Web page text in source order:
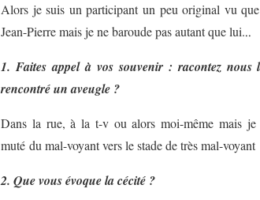
Alors je suis un participant un peu original vu
Jean-Pierre mais je ne baroude pas autant que lui...
1. Faites appel à vos souvenir : racontez
rencontré un aveugle ?
Dans la rue, à la t-v ou alors moi-même mais
muté du mal-voyant vers le stade de très mal-voyant
2. Que vous évoque la cécité ?